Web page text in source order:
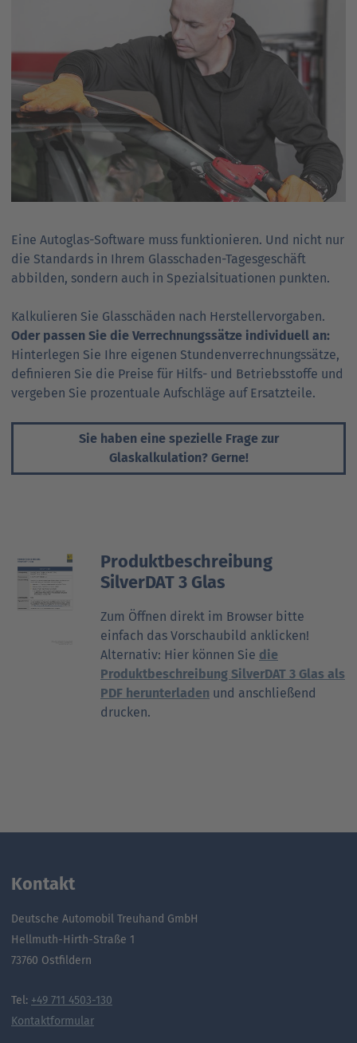
Eine Autoglas-Software muss funktionieren. Und nicht nur
die Standards in Ihrem Glasschaden-Tagesgeschäft
abbilden, sondern auch in Spezial­si­tu­a­tionen punkten.
Kalkulieren Sie Glasschäden nach Her­steller­vor­gaben.
Oder passen Sie die Ver­rech­nungssätze individuell an:
Hinterlegen Sie Ihre eigenen Stun­den­­ver­rech­nungs­­sätze,
definieren Sie die Preise für Hilfs- und Betriebs­stoffe und
ver­ge­ben Sie pro­zen­tuale Aufschläge auf Ersatzteile.
Sie haben eine spezielle Frage zur
Glaskalkulation? Gerne!
Produktbeschreibung
SilverDAT 3 Glas
Zum Öffnen direkt im Browser bitte
einfach das Vorschaubild anklicken!
Alternativ: Hier können Sie die
Produktbeschreibung SilverDAT 3 Glas als
PDF herunterladen und anschließend
drucken.
Kontakt
Deutsche Automobil Treuhand GmbH
Hellmuth-Hirth-Straße 1
73760 Ostfildern
Tel: +49 711 4503-130
Kontaktformular